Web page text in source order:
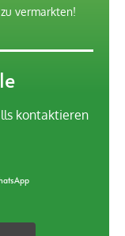
vermarkten!
kontaktieren